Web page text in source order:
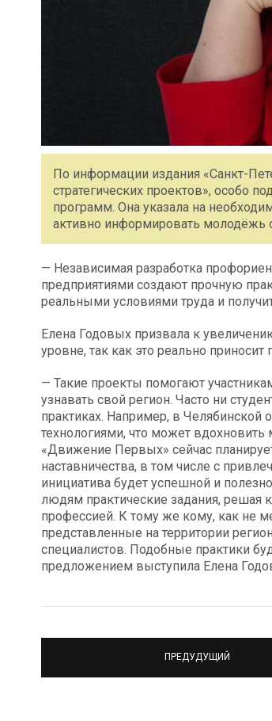
По информации издания «Санкт-
стратегических проектов», особо
программ. Она указала на
активно информировать молодёжь
— Независимая разработка
предприятиями создают прочную
реальными условиями труда и
Елена Годовых призвала к
уровне, так как это реально приносит
— Такие проекты помогают
узнавать свой регион. Часто ни
практиках. Например, в
технологиями, что может
«Движение Первых» сейчас
наставничества, в том числе с
инициатива будет успешной и
людям практические задания, решая
профессией. К тому же кому, как не
представленные на территории
специалистов. Подобные практики
предложением выступила Елена
ПРЕДУДУЩИЙ